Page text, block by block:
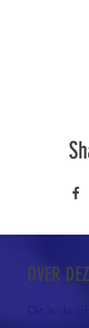
OVER